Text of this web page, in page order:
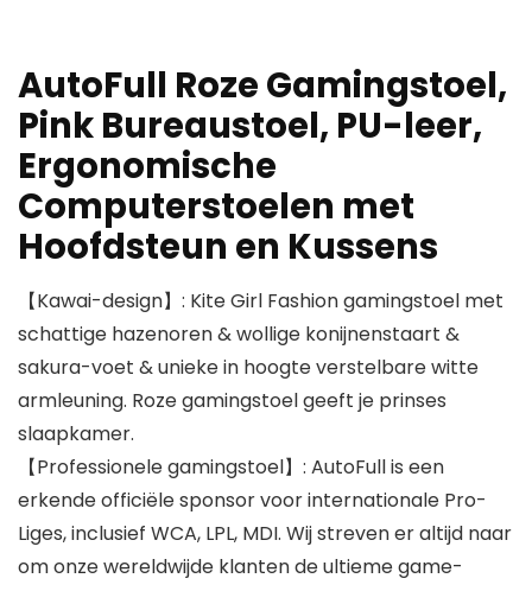
AutoFull Roze Gamingstoel,
Pink Bureaustoel, PU-leer,
Ergonomische
Computerstoelen met
Hoofdsteun en Kussens
【Kawai-design】: Kite Girl Fashion gamingstoel met
schattige hazenoren & wollige konijnenstaart &
sakura-voet & unieke in hoogte verstelbare witte
armleuning. Roze gamingstoel geeft je prinses
slaapkamer.
【Professionele gamingstoel】: AutoFull is een
erkende officiële sponsor voor internationale Pro-
Liges, inclusief WCA, LPL, MDI. Wij streven er altijd naar
om onze wereldwijde klanten de ultieme game-